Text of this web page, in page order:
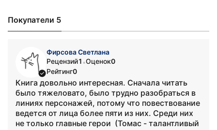
Покупатели 5
Фирсова Светлана
Рецензий1 •Оценок0
Рейтинг0
Книга довольно интересная. Сначала читать
было тяжеловато, было трудно разобраться в
линиях персонажей, потому что повествование
ведется от лица более пяти из них. Среди них
не только главные герои (Томас - талантливый